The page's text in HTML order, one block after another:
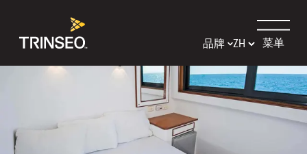
品牌 菜单